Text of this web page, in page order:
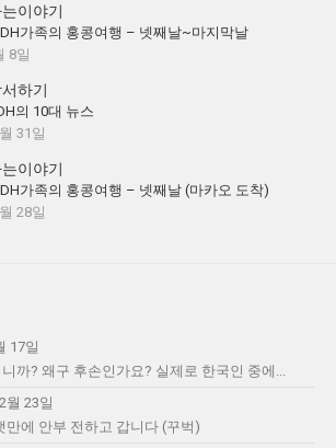
이야기
가족의 홍콩여행 – 넷째날~마지막날
8일
하기
의 10대 뉴스
31일
이야기
가족의 홍콩여행 – 넷째날 (마카오 도착)
28일
17일
까? 왜구 후손인가요? 실제로 한국인 중에...
월 23일
만에 안부 전하고 갑니다 (꾸벅)